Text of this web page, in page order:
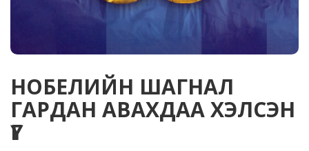
НОБЕЛИЙН ШАГНАЛ
ГАРДАН АВАХДАА ХЭЛСЭН
ҮГ